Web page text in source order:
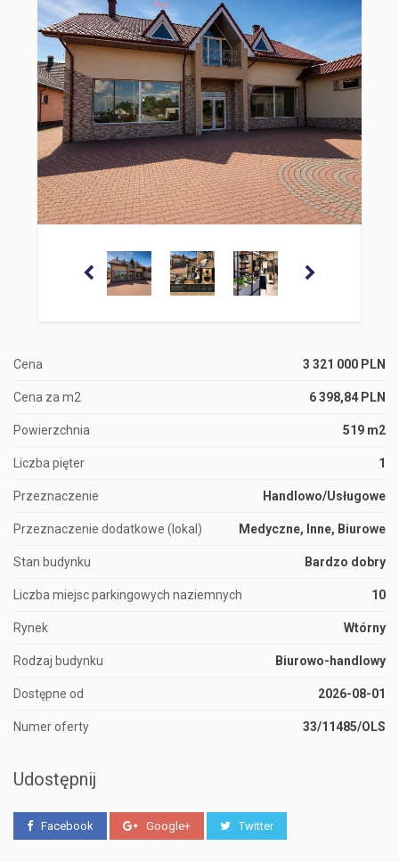
Cena 3 321 000 PLN
Cena za m2 6 398,84 PLN
Powierzchnia 519 m2
Liczba pięter 1
Przeznaczenie Handlowo/Usługowe
Przeznaczenie dodatkowe (lokal) Medyczne, Inne, Biurowe
Stan budynku Bardzo dobry
Liczba miejsc parkingowych naziemnych 10
Rynek Wtórny
Rodzaj budynku Biurowo-handlowy
Dostępne od 2026-08-01
Numer oferty 33/11485/OLS
Udostępnij
Facebook Google+ Twitter